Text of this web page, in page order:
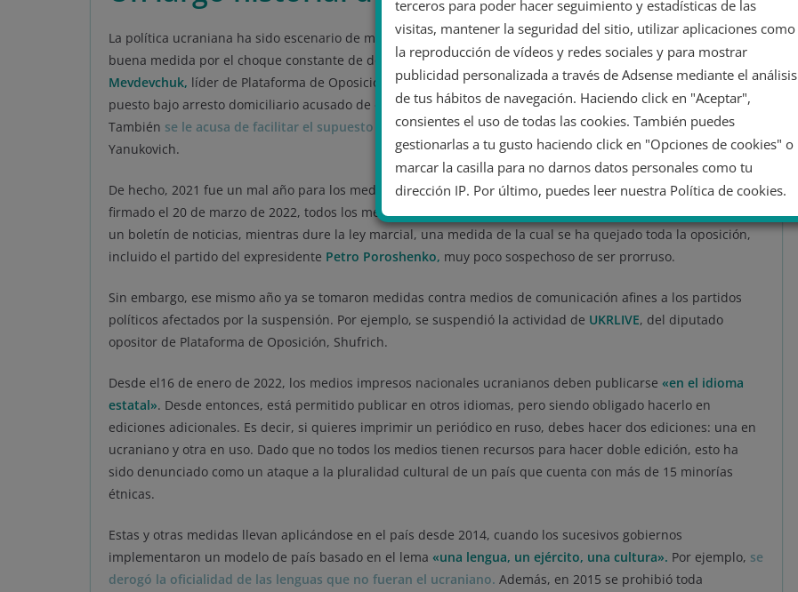
La política ucraniana ha sido escenario de multitud de tensiones, detenciones, prohibiciones y problemas, en
buena medida por el choque constante de dos modelos muy diferentes de entender el país.Víktor
Mevdevchuk, líder de Plataforma de Oposición Por la Vida y vinculado a Yanukovich, fue detenido en 2021 y
puesto bajo arresto domiciliario acusado de «traición» y “saqueo de recursos nacionales” en Crimea.
También se le acusa de facilitar el supuesto fraude electoral en las elecciones de 2004 donde salió victorioso
Yanukovich.
De hecho, 2021 fue un mal año para los medios y partidos alternativos al gobierno de Zelenski. En el decreto
firmado el 20 de marzo de 2022, todos los medios de comunicación deberán emitir los mismos contenidos,
un boletín de noticias, mientras dure la ley marcial, una medida de la cual se ha quejado toda la oposición,
incluido el partido del expresidente Petro Poroshenko, muy poco sospechoso de ser prorruso.
Sin embargo, ese mismo año ya se tomaron medidas contra medios de comunicación afines a los partidos
políticos afectados por la suspensión. Por ejemplo, se suspendió la actividad de UKRLIVE, del diputado
opositor de Plataforma de Oposición, Shufrich.
Desde el16 de enero de 2022, los medios impresos nacionales ucranianos deben publicarse «en el idioma
estatal». Desde entonces, está permitido publicar en otros idiomas, pero siendo obligado hacerlo en
ediciones adicionales. Es decir, si quieres imprimir un periódico en ruso, debes hacer dos ediciones: una en
ucraniano y otra en uso. Dado que no todos los medios tienen recursos para hacer doble edición, esto ha
sido denunciado como un ataque a la pluralidad cultural de un país que cuenta con más de 15 minorías
étnicas.
Estas y otras medidas llevan aplicándose en el país desde 2014, cuando los sucesivos gobiernos
implementaron un modelo de país basado en el lema «una lengua, un ejército, una cultura». Por ejemplo, se
derogó la oficialidad de las lenguas que no fueran el ucraniano. Además, en 2015 se prohibió toda
terceros para poder hacer seguimiento y estadísticas de las
visitas, mantener la seguridad del sitio, utilizar aplicaciones como
la reproducción de vídeos y redes sociales y para mostrar
publicidad personalizada a través de Adsense mediante el análisis
de tus hábitos de navegación. Haciendo click en "Aceptar",
consientes el uso de todas las cookies. También puedes
gestionarlas a tu gusto haciendo click en "Opciones de cookies" o
marcar la casilla para no darnos datos personales como tu
dirección IP. Por último, puedes leer nuestra Política de cookies.
No dar mi información personal
Opciones de cookies Aceptar cookies